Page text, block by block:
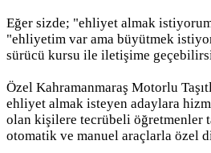
Eğer sizde; "ehliyet almak
"ehliyetim var ama büyütmek
sürücü kursu ile iletişime
Özel Kahramanmaraş Motorlu
ehliyet almak isteyen adaylara
olan kişilere tecrübeli öğretmenler
otomatik ve manuel araçlarla özel